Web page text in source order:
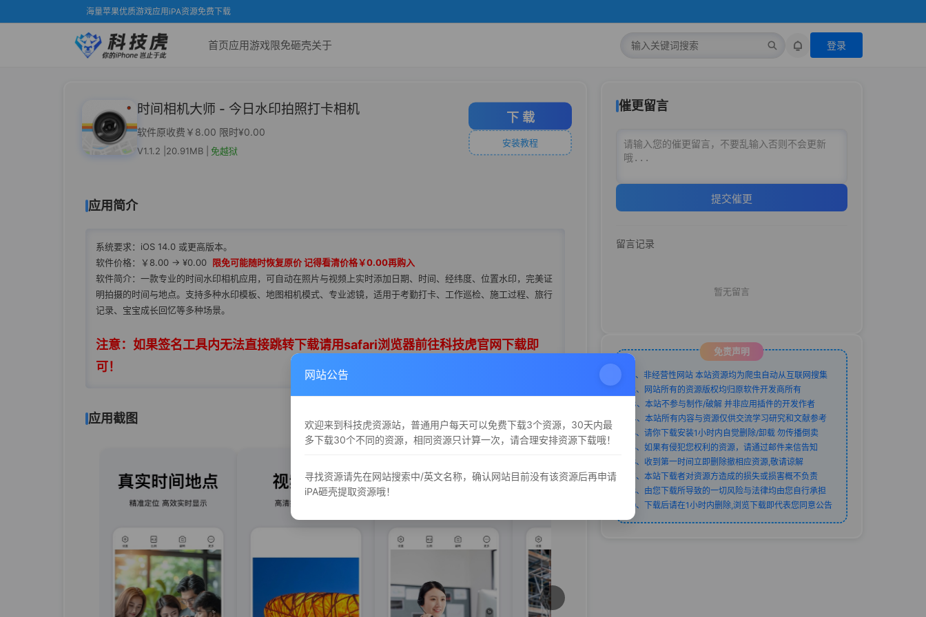
海量苹果优质游戏应用iPA资源免费下载
首页应用游戏限免砸壳关于 登录
网站公告
欢迎来到科技虎资源站，普通用户每天可以免费下载3个资源，30天内最
多下载30个不同的资源，相同资源只计算一次，请合理安排资源下载哦！
寻找资源请先在网站搜索中/英文名称，确认网站目前没有该资源后再申请
iPA砸壳提取资源哦！
时间相机大师 - 今日水印拍照打卡相机
软件原收费￥8.00 限时¥0.00
V1.1.2 | 20.91MB | 免越狱
下 载
安装教程
应用简介
系统要求：iOS 14.0 或更高版本。
软件价格：￥8.00 -> ¥0.00 限免可能随时恢复原价 记得看清价格￥0.00再购入
软件简介：一款专业的时间水印相机应用，可自动在照片与视频上实时添加日期、时间、经纬度、位置水印，完美证
明拍摄的时间与地点。支持多种水印模板、地图相机模式、专业滤镜，适用于考勤打卡、工作巡检、施工过程、旅行
记录、宝宝成长回忆等多种场景。
注意：如果签名工具内无法直接跳转下载请用safari浏览器前往科技虎官网下载即
可！
应用截图
催更留言
提交催更
留言记录
暂无留言
免责声明
1、非经营性网站 本站资源均为爬虫自动从互联网搜集
2、网站所有的资源版权均归原软件开发商所有
3、本站不参与制作/破解 并非应用插件的开发作者
4、本站所有内容与资源仅供交流学习研究和文献参考
5、请你下载安装1小时内自觉删除/卸载 勿传播倒卖
5、如果有侵犯您权利的资源，请通过邮件来信告知
6、收到第一时间立即删除撤相应资源,敬请谅解
7、本站下载者对资源方造成的损失或损害概不负责
8、由您下载所导致的一切风险与法律均由您自行承担
9、下载后请在1小时内删除,浏览下载即代表您同意公告